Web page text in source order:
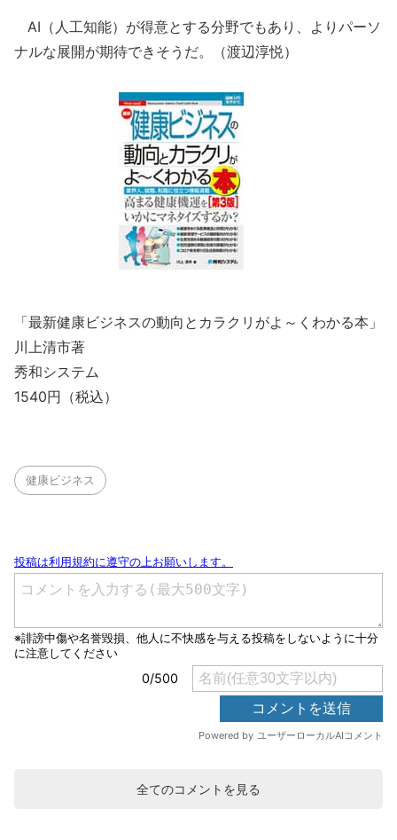
AI（人工知能）が得意とする分野でもあり、よりパーソ
ナルな展開が期待できそうだ。（渡辺淳悦）
「最新健康ビジネスの動向とカラクリがよ～くわかる本」
川上清市著
秀和システム
1540円（税込）
健康ビジネス
全てのコメントを見る